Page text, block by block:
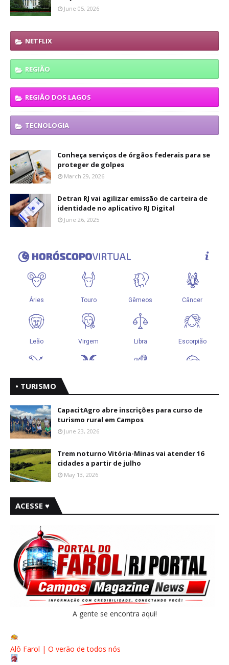
June 05, 2026
NETFLIX
REGIÃO
REGIÃO DOS LAGOS
TECNOLOGIA
Conheça serviços de órgãos federais para se
proteger de golpes
March 29, 2026
Detran RJ vai agilizar emissão de carteira de
identidade no aplicativo RJ Digital
June 26, 2025
• TURISMO
CapacitAgro abre inscrições para curso de
turismo rural em Campos
June 23, 2026
Trem noturno Vitória-Minas vai atender 16
cidades a partir de julho
May 13, 2026
ACESSE ♥
A gente se encontra aqui!
Alô Farol | O verão de todos nós